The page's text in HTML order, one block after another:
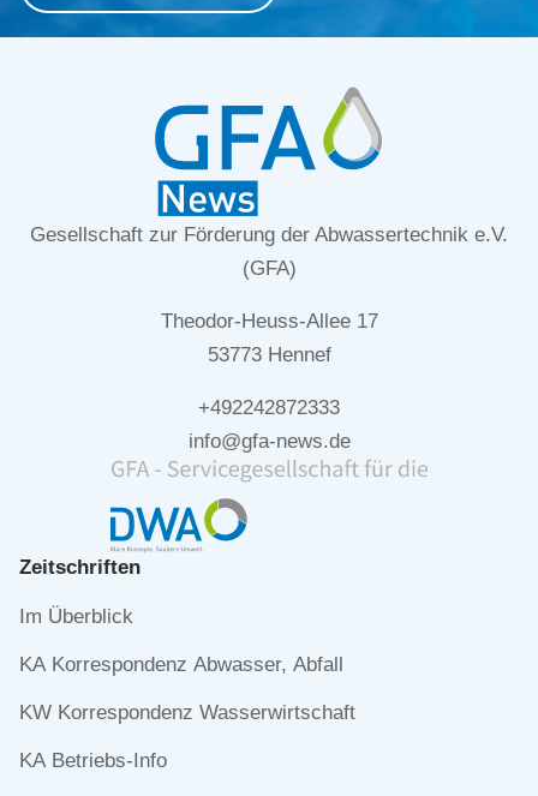
Gesellschaft zur Förderung der Abwassertechnik e.V.
(GFA)
Theodor-Heuss-Allee 17
53773 Hennef
+492242872333
info@gfa-news.de
Zeitschriften
Navigation
Im Überblick
KA Korrespondenz Abwasser, Abfall
KW Korrespondenz Wasserwirtschaft
KA Betriebs-Info